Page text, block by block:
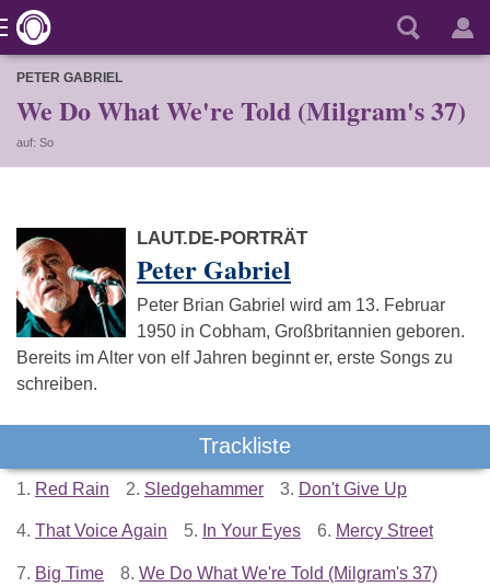
PETER GABRIEL
We Do What We're Told (Milgram's 37)
auf: So
LAUT.DE-PORTRÄT
Peter Gabriel
Peter Brian Gabriel wird am 13. Februar
1950 in Cobham, Großbritannien geboren.
Bereits im Alter von elf Jahren beginnt er, erste Songs zu
schreiben.
Trackliste
1. Red Rain 2. Sledgehammer 3. Don't Give Up
4. That Voice Again 5. In Your Eyes 6. Mercy Street
7. Big Time 8. We Do What We're Told (Milgram's 37)